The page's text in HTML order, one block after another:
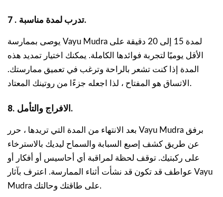
7 . تدرب لمدة مناسبة.
يوصى بممارسة Vayu Mudra لمدة 15 إلى 20 دقيقة على
الأقل يوميًا لتجربة فوائدها الكاملة. يمكنك اختيار تمديد هذه
المدة إذا كنت تشعر بالراحة وترغب في تعميق ممارستك.
الاتساق هو المفتاح ، لذا اجعله جزءًا من روتينك المعتاد.
8. الافراج والتأمل.
بعد الانتهاء من المدة التي تريدها ، حرر Vayu Mudra برفق
عن طريق كشف إصبع السبابة والسماح ليديك بالاسترخاء
على ركبتيك. توقف لحظة لمراقبة أي أحاسيس أو أفكار أو
عواطف قد تكون قد نشأت أثناء الممارسة. اعترف بآثار Vayu
Mudra على طاقتك وحالتك.